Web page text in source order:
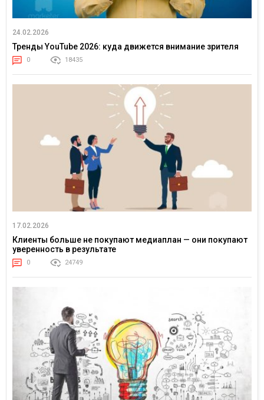
24.02.2026
Тренды YouTube 2026: куда движется внимание зрителя
0 18435
17.02.2026
Клиенты больше не покупают медиаплан — они покупают
уверенность в результате
0 24749